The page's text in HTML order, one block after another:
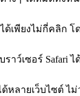
เพียงไม่กี่คลิก โ
าว์เซอร์ Safari ไ
หลายเว็บไซต์ ไม่